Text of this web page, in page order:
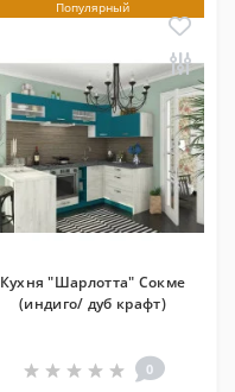
Популярный
Кухня "Шарлотта" Сокме
(индиго/ дуб крафт)
0